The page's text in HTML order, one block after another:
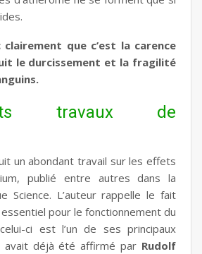
que c’est la carence
le durcissement et la fragilité
travaux de
un abondant travail sur les effets
publié entre autres dans la
Science. L’auteur rappelle le fait
pour le fonctionnement du
ci est l’un de ses principaux
avait déjà été affirmé par Rudolf